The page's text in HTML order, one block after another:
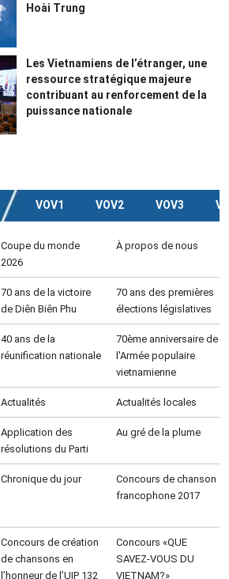
Hoài Trung
Les Vietnamiens de l’étranger, une
ressource stratégique majeure
contribuant au renforcement de la
puissance nationale
VOV1 VOV2 VOV3
Coupe du monde
2026
À propos de nous
70 ans de la victoire
de Diên Biên Phu
70 ans des premières
élections législatives
40 ans de la
réunification nationale
70ème anniversaire de
l'Armée populaire
vietnamienne
Actualités Actualités locales
Application des
résolutions du Parti
Au gré de la plume
Chronique du jour
Concours de chanson
francophone 2017
Concours de création
de chansons en
l’honneur de l’UIP 132
Concours «QUE
SAVEZ-VOUS DU
VIETNAM?»